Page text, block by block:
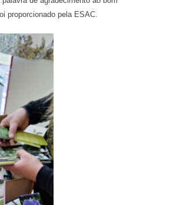
proporcionado pela ESAC.